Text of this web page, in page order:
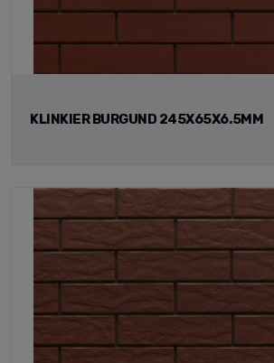
KLINKIER BURGUND 245X65X6.5MM